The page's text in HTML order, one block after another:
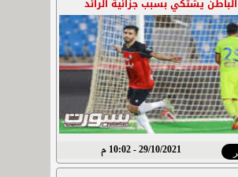
يشتكي بسبب جزائية الرائد
29/10/2021 - 10:02 م